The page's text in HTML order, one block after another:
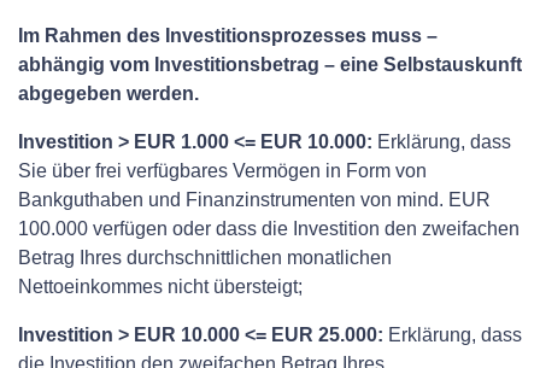
Im Rahmen des Investitionsprozesses muss –
abhängig vom Investitionsbetrag – eine Selbstauskunft
abgegeben werden.
Investition > EUR 1.000 <= EUR 10.000: Erklärung, dass
Sie über frei verfügbares Vermögen in Form von
Bankguthaben und Finanzinstrumenten von mind. EUR
100.000 verfügen oder dass die Investition den zweifachen
Betrag Ihres durchschnittlichen monatlichen
Nettoeinkommes nicht übersteigt;
Investition > EUR 10.000 <= EUR 25.000: Erklärung, dass
die Investition den zweifachen Betrag Ihres